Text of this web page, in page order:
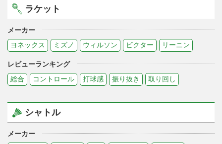
ラケット
メーカー
ヨネックス
ミズノ ウィルソン ビクター リーニン
レビューランキング
総合
コントロール 打球感 振り抜き 取り回し
シャトル
メーカー